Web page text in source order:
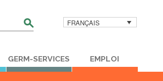
FRANÇAIS
GERM-SERVICES EMPLOI